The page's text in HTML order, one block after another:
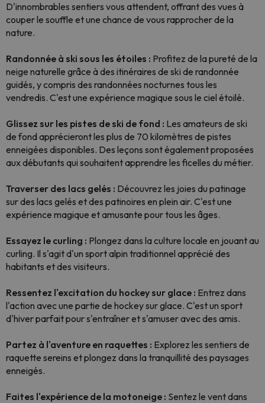
D'innombrables sentiers vous attendent, offrant des vues à
couper le souffle et une chance de vous rapprocher de la
nature.
Randonnée à ski sous les étoiles : Profitez de la pureté de la
neige naturelle grâce à des itinéraires de ski de randonnée
guidés, y compris des randonnées nocturnes tous les
vendredis. C'est une expérience magique sous le ciel étoilé.
Glissez sur les pistes de ski de fond : Les amateurs de ski
de fond apprécieront les plus de 70 kilomètres de pistes
enneigées disponibles. Des leçons sont également proposées
aux débutants qui souhaitent apprendre les ficelles du métier.
Traverser des lacs gelés : Découvrez les joies du patinage
sur des lacs gelés et des patinoires en plein air. C'est une
expérience magique et amusante pour tous les âges.
Essayez le curling : Plongez dans la culture locale en jouant au
curling. Il s'agit d'un sport alpin traditionnel apprécié des
habitants et des visiteurs.
Ressentez l'excitation du hockey sur glace : Entrez dans
l'action avec une partie de hockey sur glace. C'est un sport
d'hiver parfait pour s'entraîner et s'amuser avec des amis.
Partez à l'aventure en raquettes : Explorez les sentiers de
raquette sereins et plongez dans la tranquillité des paysages
enneigés.
Faites l'expérience de la motoneige : Sentez le vent dans